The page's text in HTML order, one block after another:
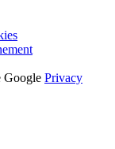
Google Privacy